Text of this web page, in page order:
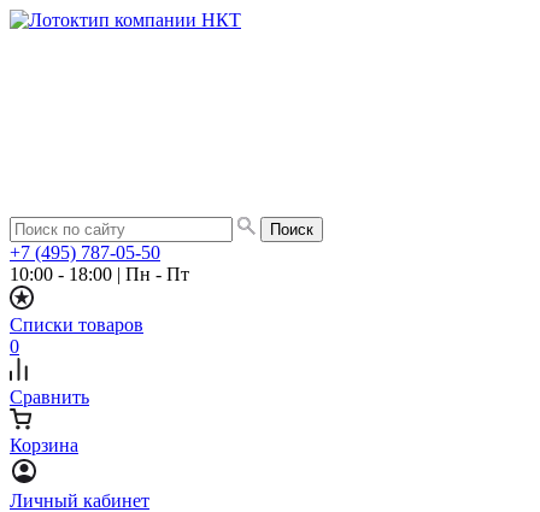
+7 (495) 787-05-50
10:00 - 18:00 | Пн - Пт
Списки товаров
0
Сравнить
Корзина
Личный кабинет